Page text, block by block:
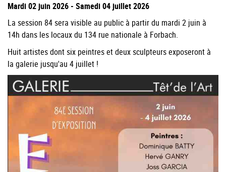
Mardi 02 juin 2026 - Samedi 04 juillet 2026
La session 84 sera visible au public à partir du mardi 2 juin à
14h dans les locaux du 134 rue nationale à Forbach.
Huit artistes dont six peintres et deux sculpteurs exposeront à
la galerie jusqu'au 4 juillet !